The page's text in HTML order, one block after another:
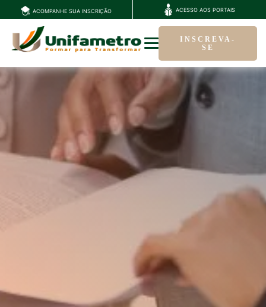
ACOMPANHE SUA INSCRIÇÃO ACESSO AOS PORTAIS
INSCREVA-
SE